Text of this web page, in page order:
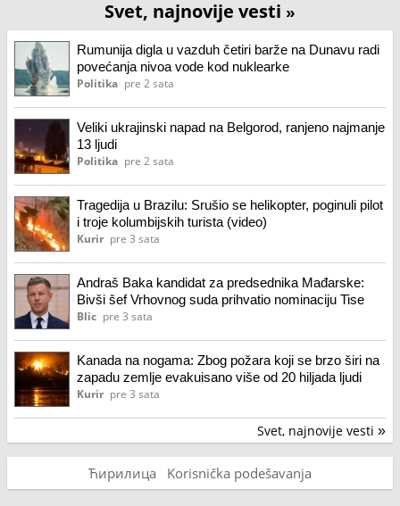
Svet, najnovije vesti »
Rumunija digla u vazduh četiri barže na Dunavu radi
povećanja nivoa vode kod nuklearke
Politika pre 2 sata
Veliki ukrajinski napad na Belgorod, ranjeno najmanje
13 ljudi
Politika pre 2 sata
Tragedija u Brazilu: Srušio se helikopter, poginuli pilot
i troje kolumbijskih turista (video)
Kurir pre 3 sata
Andraš Baka kandidat za predsednika Mađarske:
Bivši šef Vrhovnog suda prihvatio nominaciju Tise
Blic pre 3 sata
Kanada na nogama: Zbog požara koji se brzo širi na
zapadu zemlje evakuisano više od 20 hiljada ljudi
Kurir pre 3 sata
Svet, najnovije vesti »
Ћирилица Korisnička podešavanja